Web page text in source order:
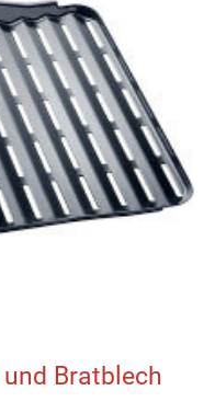
und Bratblech